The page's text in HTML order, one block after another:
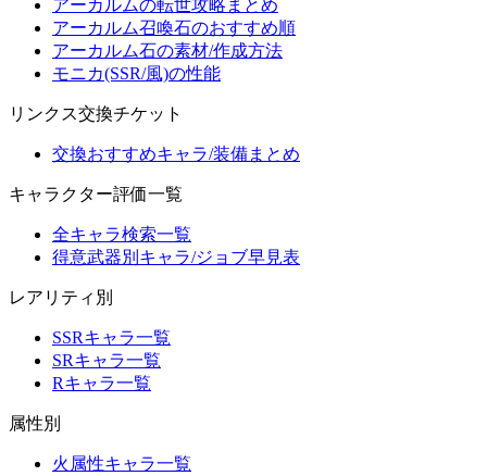
アーカルムの転世攻略まとめ
アーカルム召喚石のおすすめ順
アーカルム石の素材/作成方法
モニカ(SSR/風)の性能
リンクス交換チケット
交換おすすめキャラ/装備まとめ
キャラクター評価一覧
全キャラ検索一覧
得意武器別キャラ/ジョブ早見表
レアリティ別
SSRキャラ一覧
SRキャラ一覧
Rキャラ一覧
属性別
火属性キャラ一覧